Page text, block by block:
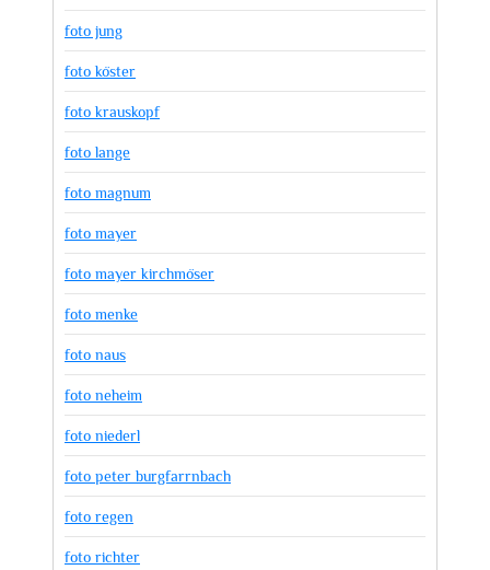
foto jung
foto köster
foto krauskopf
foto lange
foto magnum
foto mayer
foto mayer kirchmöser
foto menke
foto naus
foto neheim
foto niederl
foto peter burgfarrnbach
foto regen
foto richter